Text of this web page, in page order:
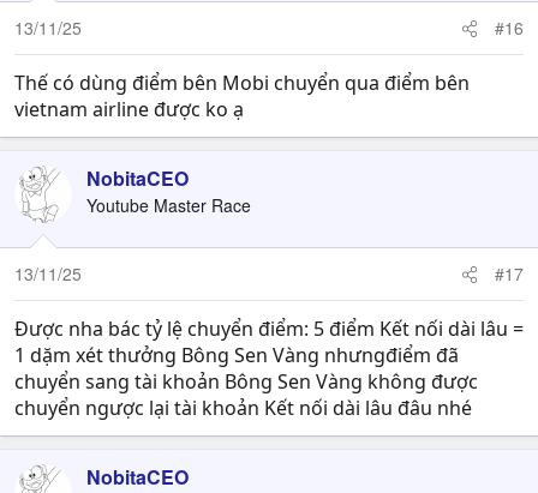
13/11/25 #16
Thế có dùng điểm bên Mobi chuyển qua điểm bên
vietnam airline được ko ạ
NobitaCEO
Youtube Master Race
13/11/25 #17
Được nha bác tỷ lệ chuyển điểm: 5 điểm Kết nối dài lâu =
1 dặm xét thưởng Bông Sen Vàng nhưngđiểm đã
chuyển sang tài khoản Bông Sen Vàng không được
chuyển ngược lại tài khoản Kết nối dài lâu đâu nhé
NobitaCEO